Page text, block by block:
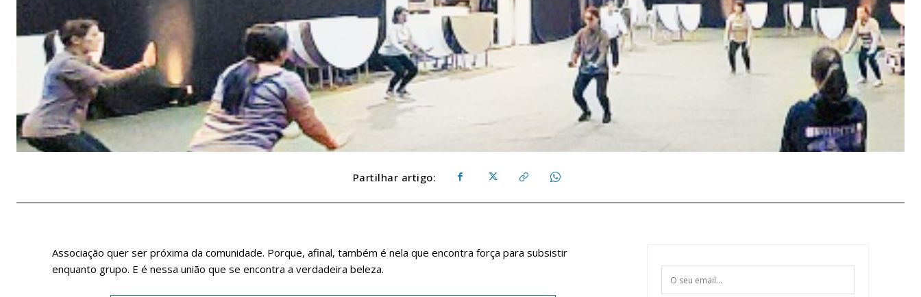
Partilhar artigo:
Associação quer ser próxima da comunidade. Porque, afinal, também é nela que encontra força para subsistir
enquanto grupo. E é nessa união que se encontra a verdadeira beleza.